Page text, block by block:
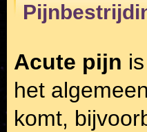
Acute pijn
het
komt,